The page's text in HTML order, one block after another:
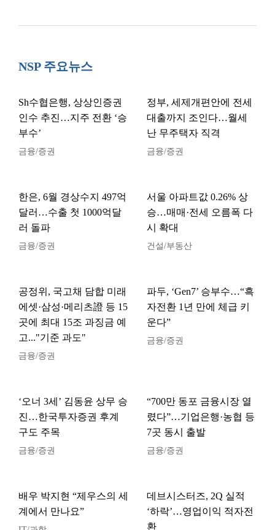
NSP 주요뉴스
Sh수협은행, 상상인증권
인수 추진…지주 전환 ‘승
부수’
금융/증권
정부, 세제개편안에 전세
대출까지 조인다…월세
난 무주택자 직격
금융/증권
한은, 6월 경상수지 497억
달러…수출 첫 1000억달
러 돌파
금융/증권
서울 아파트값 0.26% 상
승…매매·전세 오름폭 다
시 확대
건설/부동산
공정위, 국고채 담합 미래
에셋·삼성·메리츠證 등 15
곳에 최대 15조 과징금 예
고..."기준 과도"
금융/증권
파두, ‘Gen7’ 승부수…“흑
자전환 1년 만에 체급 키
운다”
금융/증권
‘오너 3세’ 김동윤 상무 승
진…한국투자증권 후계
구도 주목
금융/증권
“700만 동포 금융시장 열
렸다”…기업은행·농협 등
7곳 동시 출발
금융/증권
배우 박지현 “제우스의 세
계에서 만나요”
데브시스터즈, 2Q 실적
‘하락’…영업이익 적자전
환